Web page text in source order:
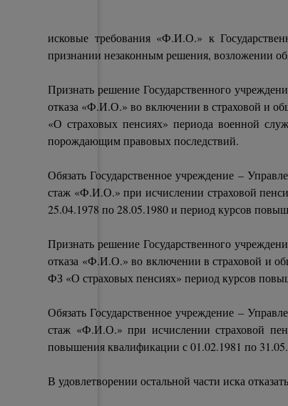
исковые требования «Ф.И.О.» к
признании незаконным решения, возложении
Признать решение Государственного
отказа «Ф.И.О.» во включении в страховой и
«О страховых пенсиях» периода военной
порождающим правовых последствий.
Обязать Государственное учреждение –
стаж «Ф.И.О.» при исчислении страховой
25.04.1978 по 28.05.1980 и период курсов
Признать решение Государственного
отказа «Ф.И.О.» во включении в страховой и
ФЗ «О страховых пенсиях» период курсов
Обязать Государственное учреждение –
стаж «Ф.И.О.» при исчислении страховой
повышения квалификации с 01.02.1981 по
В удовлетворении остальной части иска